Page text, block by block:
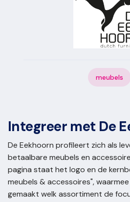
meubels
Integreer met De
De Eekhoorn profileert zich als
betaalbare meubels en
pagina staat het logo en de
meubels & accessoires",
gemaakt welk assortiment de